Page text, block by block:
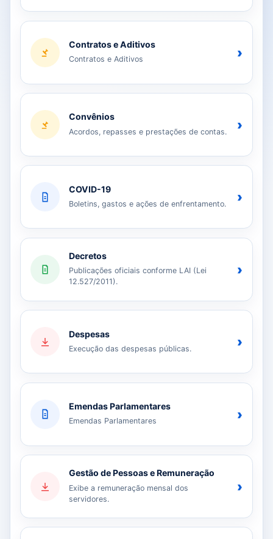
Contratos e Aditivos
Contratos e Aditivos ›
Convênios
Acordos, repasses e prestações de contas. ›
COVID-19
Boletins, gastos e ações de enfrentamento. ›
Decretos
Publicações oficiais conforme LAI (Lei
12.527/2011).
›
Despesas
Execução das despesas públicas. ›
Emendas Parlamentares
Emendas Parlamentares ›
Gestão de Pessoas e Remuneração
Exibe a remuneração mensal dos
servidores.
›